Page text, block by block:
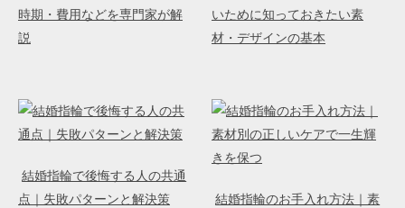
時期・費用などを専門家が解
説
いために知っておきたい素
材・デザインの基本
結婚指輪で後悔する人の共通
点｜失敗パターンと解決策
結婚指輪のお手入れ方法｜素